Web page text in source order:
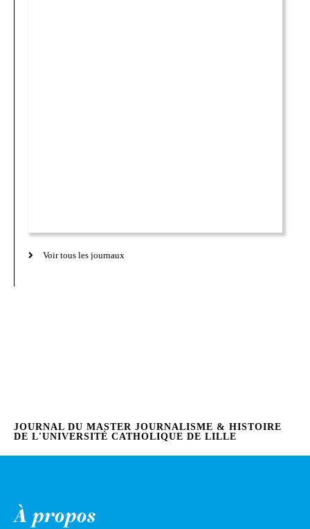
Voir tous les journaux
JOURNAL DU MASTER JOURNALISME & HISTOIRE
DE L'UNIVERSITÉ CATHOLIQUE DE LILLE
À propos